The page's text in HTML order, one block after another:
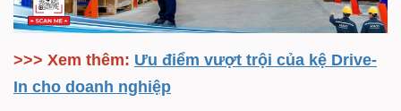
>>> Xem thêm: Ưu điểm vượt trội của kệ Drive-
In cho doanh nghiệp